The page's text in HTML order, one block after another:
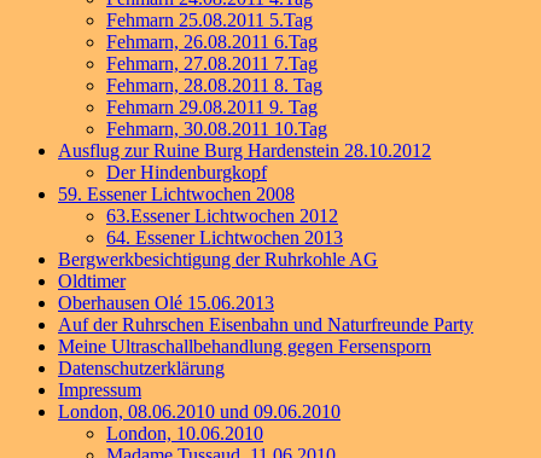
Fehmarn 25.08.2011 5.Tag
Fehmarn, 26.08.2011 6.Tag
Fehmarn, 27.08.2011 7.Tag
Fehmarn, 28.08.2011 8. Tag
Fehmarn 29.08.2011 9. Tag
Fehmarn, 30.08.2011 10.Tag
Ausflug zur Ruine Burg Hardenstein 28.10.2012
Der Hindenburgkopf
59. Essener Lichtwochen 2008
63.Essener Lichtwochen 2012
64. Essener Lichtwochen 2013
Bergwerkbesichtigung der Ruhrkohle AG
Oldtimer
Oberhausen Olé 15.06.2013
Auf der Ruhrschen Eisenbahn und Naturfreunde Party
Meine Ultraschallbehandlung gegen Fersensporn
Datenschutzerklärung
Impressum
London, 08.06.2010 und 09.06.2010
London, 10.06.2010